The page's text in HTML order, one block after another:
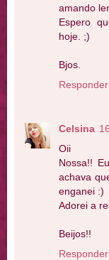
amando ler.
Espero
hoje. ;)
Bjos.
Responder
Celsina
Oii
Nossa!!
achava
enganei :)
Adorei a
Beijos!!
Responder